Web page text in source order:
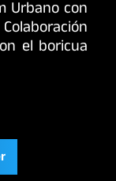
Urbano con
el boricua